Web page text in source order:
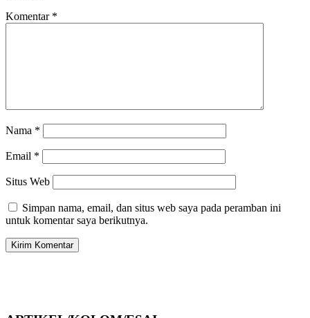
Komentar *
Nama *
Email *
Situs Web
Simpan nama, email, dan situs web saya pada peramban ini
untuk komentar saya berikutnya.